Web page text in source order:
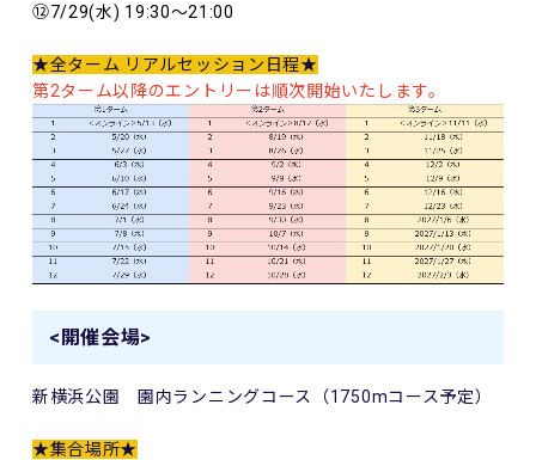
⑫7/29(水) 19:30～21:00
★全ターム リアルセッション日程★
第2ターム以降のエントリーは順次開始いたします。
<開催会場>
新横浜公園 園内ランニングコース（1750mコース予定）
★集合場所★